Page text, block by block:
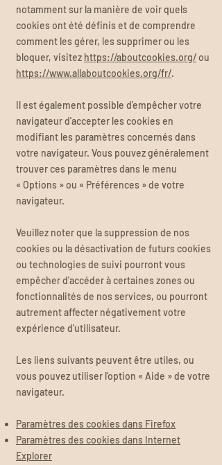
notamment sur la manière de voir quels
cookies ont été définis et de comprendre
comment les gérer, les supprimer ou les
bloquer, visitez https://aboutcookies.org/ou
https://www.allaboutcookies.org/fr/.
Il est également possible d'empêcher votre
navigateur d'accepter les cookies en
modifiant les paramètres concernés dans
votre navigateur. Vous pouvez généralement
trouver ces paramètres dans le menu
« Options »ou « Préférences »de votre
navigateur.
Veuillez noter que la suppression de nos
cookies ou la désactivation de futurs cookies
ou technologies de suivi pourront vous
empêcher d'accéder à certaines zones ou
fonctionnalités de nos services, ou pourront
autrement affecter négativement votre
expérience d'utilisateur.
Les liens suivants peuvent être utiles, ou
vous pouvez utiliser l'option « Aide »de votre
navigateur.
Paramètres des cookies dans Firefox
Paramètres des cookies dans Internet
Explorer